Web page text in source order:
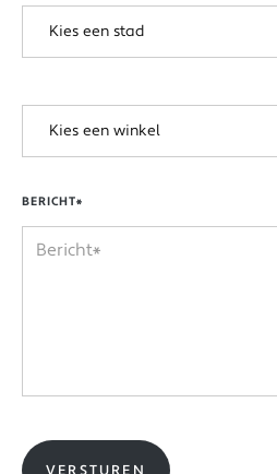
BERICHT*